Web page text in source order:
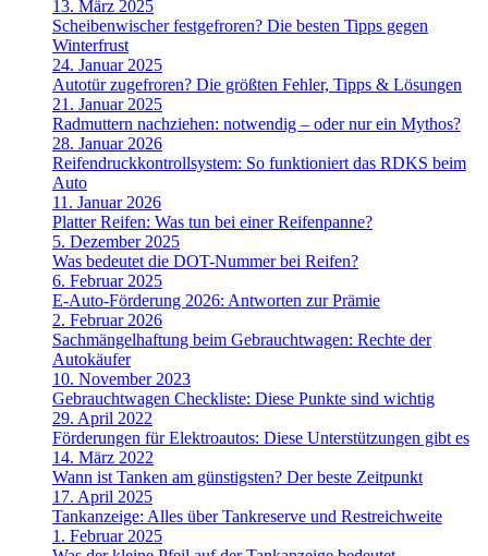
13. März 2025
Scheibenwischer festgefroren? Die besten Tipps gegen
Winterfrust
24. Januar 2025
Autotür zugefroren? Die größten Fehler, Tipps & Lösungen
21. Januar 2025
Radmuttern nachziehen: notwendig – oder nur ein Mythos?
28. Januar 2026
Reifendruckkontrollsystem: So funktioniert das RDKS beim
Auto
11. Januar 2026
Platter Reifen: Was tun bei einer Reifenpanne?
5. Dezember 2025
Was bedeutet die DOT-Nummer bei Reifen?
6. Februar 2025
E-Auto-Förderung 2026: Antworten zur Prämie
2. Februar 2026
Sachmängelhaftung beim Gebrauchtwagen: Rechte der
Autokäufer
10. November 2023
Gebrauchtwagen Checkliste: Diese Punkte sind wichtig
29. April 2022
Förderungen für Elektroautos: Diese Unterstützungen gibt es
14. März 2022
Wann ist Tanken am günstigsten? Der beste Zeitpunkt
17. April 2025
Tankanzeige: Alles über Tankreserve und Restreichweite
1. Februar 2025